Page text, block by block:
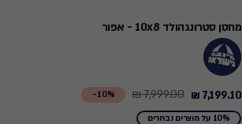
to
8,999.10
מחסן סטרונגהולד 10x8 - אפור
10%-
Price
from
7,199.10 ₪
7,999.00 ₪
10% על מוצרים נבחרים